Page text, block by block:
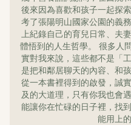
後來因為喜歡和孩子一起探
考了張陽明山國家公園的義
上紀錄自己的育兒日常、夫
體悟到的人生哲學。 很多人
實對我來說，這些都不是「
是把和鄰居聊天的內容、和
從一本書裡得到的啟發，誠
及的大道理，只有你我也會
能讓你在忙碌的日子裡，找
能用上